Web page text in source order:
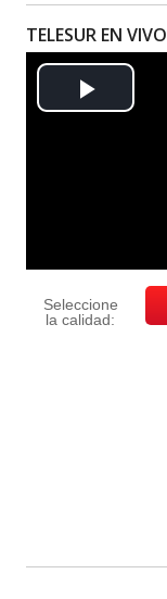
TELESUR EN VIVO